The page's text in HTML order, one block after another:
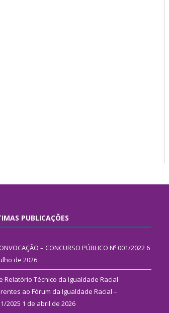
PUBLICAÇÕES
– CONCURSO PÚBLICO Nº 001/2022 6
de 2026
Relatório Técnico da Igualdade Racial
ao Fórum da Igualdade Racial –
2025 1 de abril de 2026